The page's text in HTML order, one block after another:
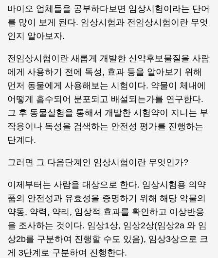
바이오 업체들을 공부하다보면 임상시험이라는 단어
를 많이 보게 된다. 임상시험과 전임상시험이란 무엇
인지 알아보자.
전임상시험이란 새롭게 개발한 신약후보물질을 사람
에게 사용하기 전에 독성, 효과 등을 알아보기 위해
먼저 동물에게 사용해보는 시험이다. 약물이 체내에
어떻게 흡수되어 분포되고 배설되는가를 연구한다.
그 후 동물실험을 통해서 개발한 시험약이 지니는 부
작용이나 독성을 검색하는 안전성 평가를 진행하는
단계다.
그러면 그 다음단계인 임상시험이란 무엇인가?
이제부터는 사람을 대상으로 한다. 임상시험용 의약
품의 안전성과 유효성을 증명하기 위해 해당 약물의
약동, 약력, 약리, 임상적 효과를 확인하고 이상반응
을 조사하는 것이다. 임상1상, 임상2상(임상2a 와 임
상2b를 구분하여 진행할 수도 있음), 임상3상으로 크
게 3단계로 구분하여 진행한다.